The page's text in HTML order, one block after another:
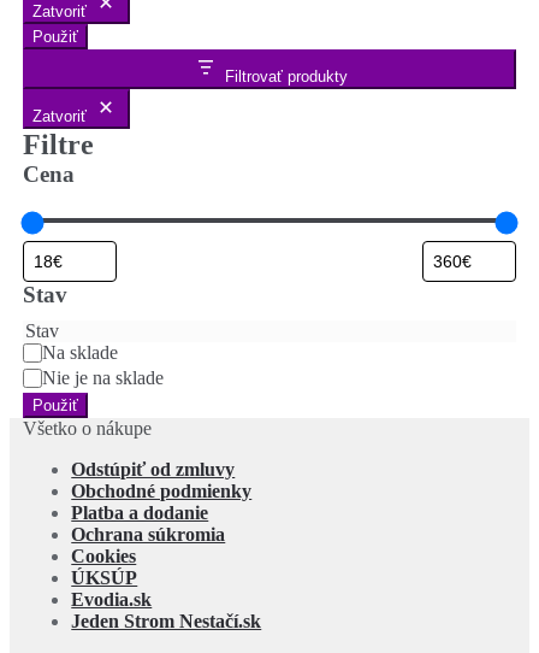
Zatvoriť
Použiť
Filtrovať produkty
Zatvoriť
Filtre
Cena
Stav
Stav
Na sklade
Nie je na sklade
Použiť
Všetko o nákupe
Odstúpiť od zmluvy
Obchodné podmienky
Platba a dodanie
Ochrana súkromia
Cookies
ÚKSÚP
Evodia.sk
Jeden Strom Nestačí.sk